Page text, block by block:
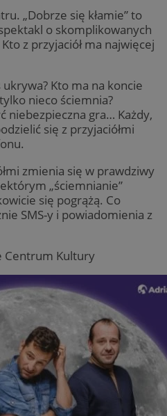
„Dobrze się kłamie” to
o skomplikowanych
z przyjaciół ma najwięcej
Kto ma na koncie
nieco ściemnia?
niebezpieczna gra… Każdy,
się z przyjaciółmi
zmienia się w prawdziwy
„ściemnianie”
się pogrążą. Co
SMS-y i powiadomienia z
Centrum Kultury